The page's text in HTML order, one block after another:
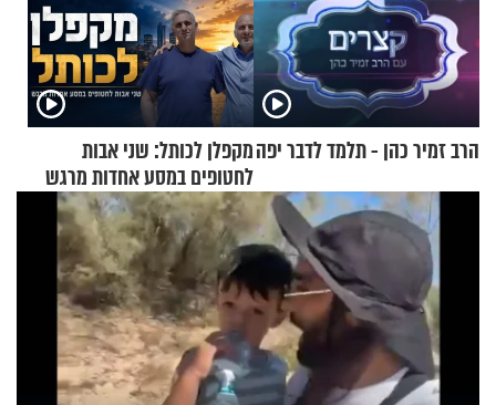
הרב זמיר כהן - תלמד לדבר יפהמקפלן לכותל: שני אבות
לחטופים במסע אחדות מרגש